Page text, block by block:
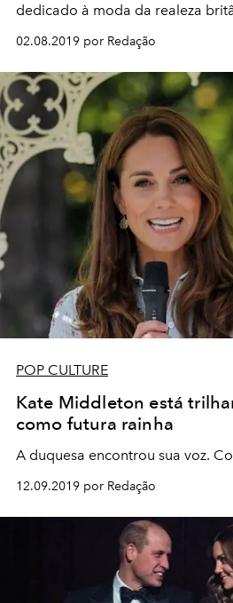
dedicado à moda da realeza
02.08.2019 por Redação
POP CULTURE
Kate Middleton está
como futura rainha
A duquesa encontrou sua voz.
12.09.2019 por Redação